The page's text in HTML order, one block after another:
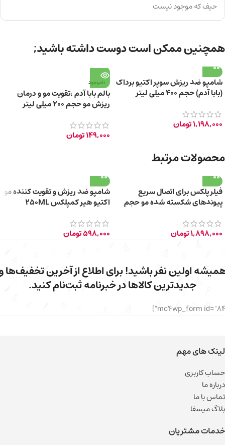
حیف که موجود نیست
همچنین ممکن است دوست داشته باشید;
شامپو ضد ریزش سوپر اکتیو برداک
(بابا آدم) حجم ۴۰۰ میلی لیتر
1,198,000تومان
ناموجود
بالم بابا آدم ،تقویت مو و درمان
ریزش مو حجم ۲۰۰ میلی لیتر
149,000تومان
محصولات مرتبط
فیلر پلکس برای اتصال سریع
پيوندهای شكسته شده مو حجم
1,898,000تومان
شامپو ضد ریزش و تقویت کننده مو
اکتیو هیر کمپلکس 250ML
598,000تومان
اولین نفر باشید! برای اطلاع از آخرین تخفیف‌ها
جدیدترین کالاها در خبرنامه ثبت‌نام کنید.
لینک های مهم
حساب کاربری
درباره ما
تماس با ما
بلاگ میسفا
خدمات مشتریان